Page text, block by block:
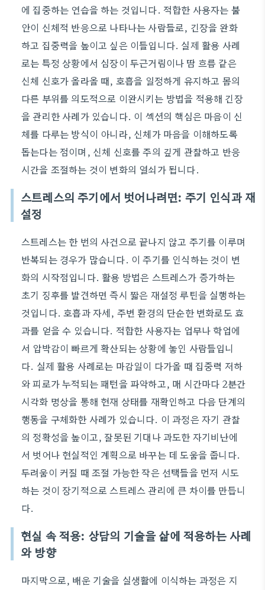
에 집중하는 연습을 하는 것입니다. 적합한 사용자는 불
안이 신체적 반응으로 나타나는 사람들로, 긴장을 완화
하고 집중력을 높이고 싶은 이들입니다. 실제 활용 사례
로는 특정 상황에서 심장이 두근거림이나 땀 흐름 같은
신체 신호가 올라올 때, 호흡을 일정하게 유지하고 몸의
다른 부위를 의도적으로 이완시키는 방법을 적용해 긴장
을 관리한 사례가 있습니다. 이 섹션의 핵심은 마음이 신
체를 다루는 방식이 아니라, 신체가 마음을 이해하도록
돕는다는 점이며, 신체 신호를 주의 깊게 관찰하고 반응
시간을 조절하는 것이 변화의 열쇠가 됩니다.
스트레스의 주기에서 벗어나려면: 주기 인식과 재
설정
스트레스는 한 번의 사건으로 끝나지 않고 주기를 이루며
반복되는 경우가 많습니다. 이 주기를 인식하는 것이 변
화의 시작점입니다. 활용 방법은 스트레스가 증가하는
초기 징후를 발견하면 즉시 짧은 재설정 루틴을 실행하는
것입니다. 호흡과 자세, 주변 환경의 단순한 변화로도 효
과를 얻을 수 있습니다. 적합한 사용자는 업무나 학업에
서 압박감이 빠르게 확산되는 상황에 놓인 사람들입니
다. 실제 활용 사례로는 마감일이 다가올 때 집중력 저하
와 피로가 누적되는 패턴을 파악하고, 매 시간마다 2분간
시각화 명상을 통해 현재 상태를 재확인하고 다음 단계의
행동을 구체화한 사례가 있습니다. 이 과정은 자기 관찰
의 정확성을 높이고, 잘못된 기대나 과도한 자기비난에
서 벗어나 현실적인 계획으로 바꾸는 데 도움을 줍니다.
두려움이 커질 때 조절 가능한 작은 선택들을 먼저 시도
하는 것이 장기적으로 스트레스 관리에 큰 차이를 만듭니
다.
현실 속 적용: 상담의 기술을 삶에 적용하는 사례
와 방향
마지막으로, 배운 기술을 실생활에 이식하는 과정은 지